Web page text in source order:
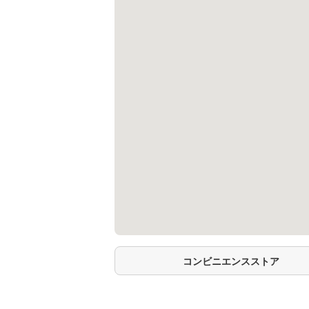
コンビニエンスストア